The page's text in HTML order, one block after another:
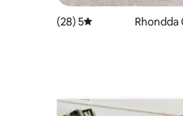
דירוג ממוצע של 5 מתוך 5, 28 ביקורות
5 (28)